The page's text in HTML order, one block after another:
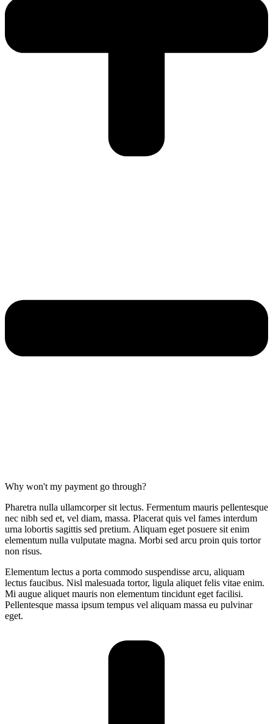
Why won't my payment go through?
Pharetra nulla ullamcorper sit lectus. Fermentum mauris pellentesque
nec nibh sed et, vel diam, massa. Placerat quis vel fames interdum
urna lobortis sagittis sed pretium. Aliquam eget posuere sit enim
elementum nulla vulputate magna. Morbi sed arcu proin quis tortor
non risus.
Elementum lectus a porta commodo suspendisse arcu, aliquam
lectus faucibus. Nisl malesuada tortor, ligula aliquet felis vitae enim.
Mi augue aliquet mauris non elementum tincidunt eget facilisi.
Pellentesque massa ipsum tempus vel aliquam massa eu pulvinar
eget.